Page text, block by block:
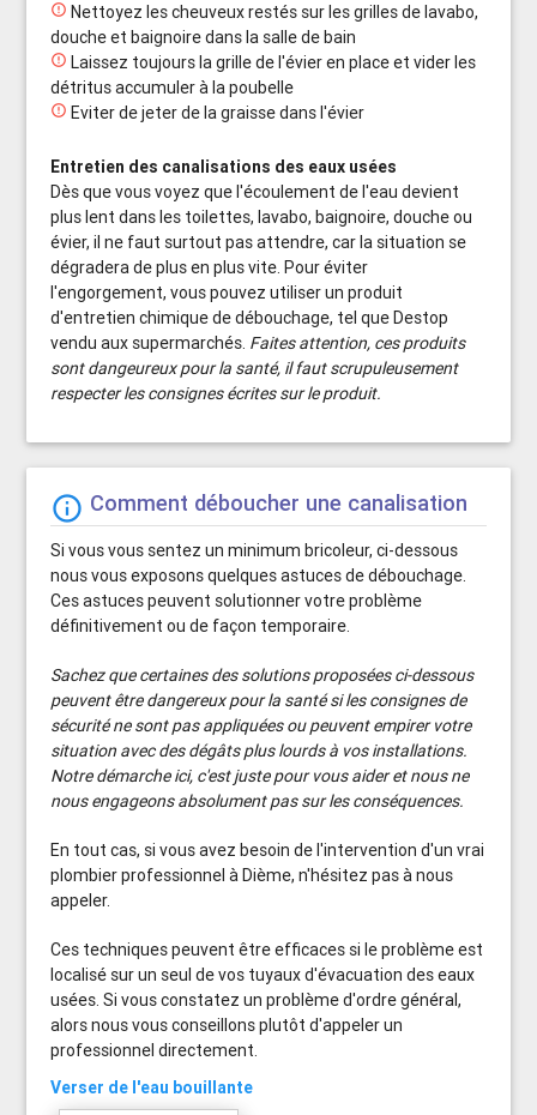
 Nettoyez les cheuveux restés sur les grilles de lavabo,
douche et baignoire dans la salle de bain
 Laissez toujours la grille de l'évier en place et vider les
détritus accumuler à la poubelle
 Eviter de jeter de la graisse dans l'évier
Entretien des canalisations des eaux usées
Dès que vous voyez que l'écoulement de l'eau devient
plus lent dans les toilettes, lavabo, baignoire, douche ou
évier, il ne faut surtout pas attendre, car la situation se
dégradera de plus en plus vite. Pour éviter
l'engorgement, vous pouvez utiliser un produit
d'entretien chimique de débouchage, tel que Destop
vendu aux supermarchés. Faites attention, ces produits
sont dangeureux pour la santé, il faut scrupuleusement
respecter les consignes écrites sur le produit.
info_outline Comment déboucher une canalisation
Si vous vous sentez un minimum bricoleur, ci-dessous
nous vous exposons quelques astuces de débouchage.
Ces astuces peuvent solutionner votre problème
définitivement ou de façon temporaire.
Sachez que certaines des solutions proposées ci-dessous
peuvent être dangereux pour la santé si les consignes de
sécurité ne sont pas appliquées ou peuvent empirer votre
situation avec des dégâts plus lourds à vos installations.
Notre démarche ici, c'est juste pour vous aider et nous ne
nous engageons absolument pas sur les conséquences.
En tout cas, si vous avez besoin de l'intervention d'un vrai
plombier professionnel à Dième, n'hésitez pas à nous
appeler.
Ces techniques peuvent être efficaces si le problème est
localisé sur un seul de vos tuyaux d'évacuation des eaux
usées. Si vous constatez un problème d'ordre général,
alors nous vous conseillons plutôt d'appeler un
professionnel directement.
Verser de l'eau bouillante